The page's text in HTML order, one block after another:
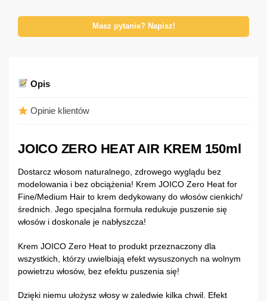
Masz pytanie? Napisz!
Opis
Opinie klientów
JOICO ZERO HEAT AIR KREM 150ml
Dostarcz włosom naturalnego, zdrowego wyglądu bez
modelowania i bez obciążenia! Krem JOICO Zero Heat for
Fine/Medium Hair to krem dedykowany do włosów cienkich/
średnich. Jego specjalna formuła redukuje puszenie się
włosów i doskonale je nabłyszcza!
Krem JOICO Zero Heat to produkt przeznaczony dla
wszystkich, którzy uwielbiają efekt wysuszonych na wolnym
powietrzu włosów, bez efektu puszenia się!
Dzięki niemu ułożysz włosy w zaledwie kilka chwil. Efekt